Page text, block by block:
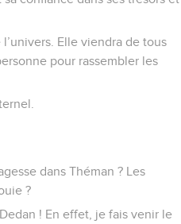
Elle viendra de tous
pour rassembler les
dans Théman ? Les
?
! En effet, je fais venir le